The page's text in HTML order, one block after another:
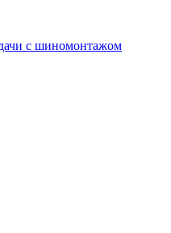
с шиномонтажом